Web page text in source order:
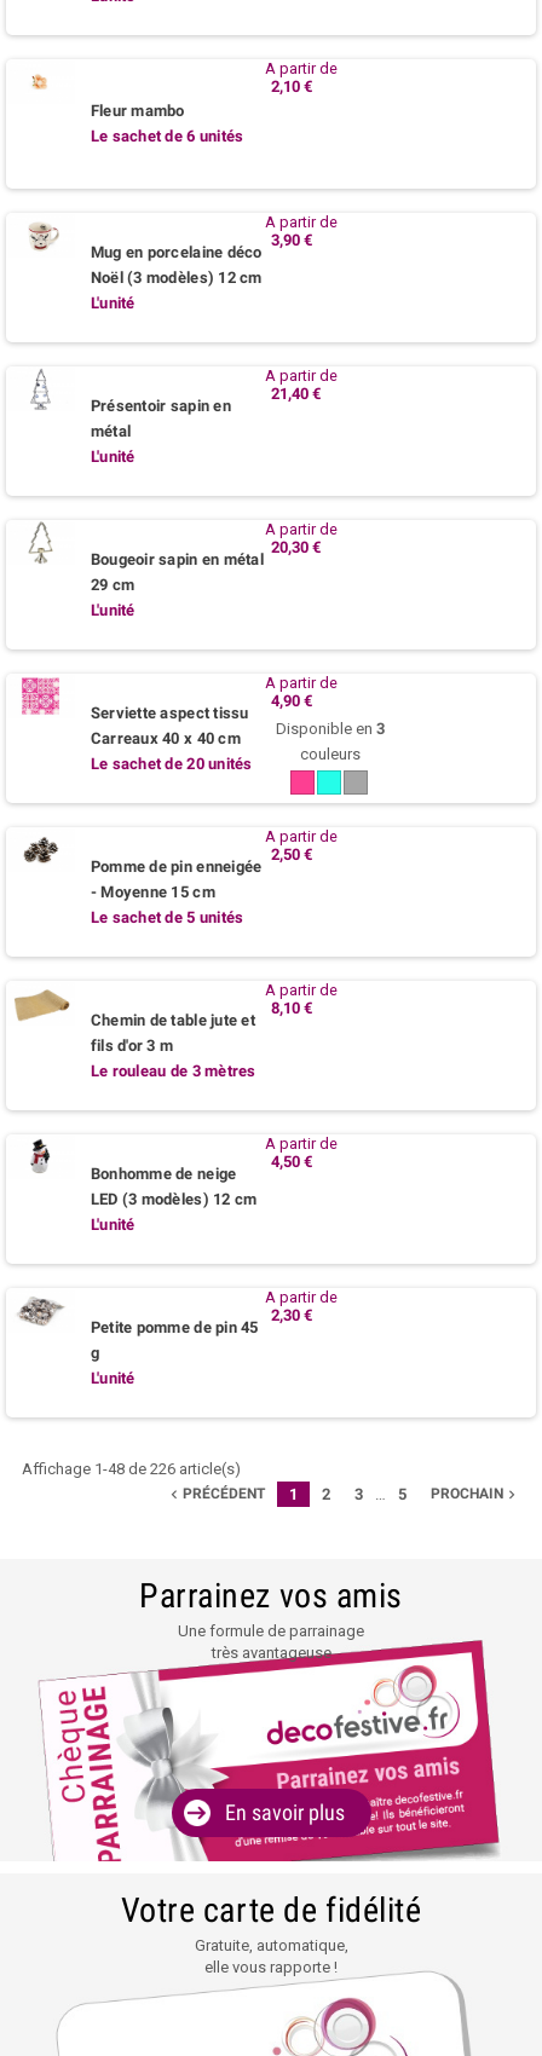
Fleur mambo
Le sachet de 6 unités
A partir de
2,10 €
Mug en porcelaine déco
Noël (3 modèles) 12 cm
L'unité
A partir de
3,90 €
Présentoir sapin en
métal
L'unité
A partir de
21,40 €
Bougeoir sapin en métal
29 cm
L'unité
A partir de
20,30 €
Serviette aspect tissu
Carreaux 40 x 40 cm
Le sachet de 20 unités
A partir de
4,90 €
Disponible en 3
couleurs
/
Lagon
Pomme de pin enneigée
- Moyenne 15 cm
Le sachet de 5 unités
A partir de
2,50 €
Chemin de table jute et
fils d'or 3 m
Le rouleau de 3 mètres
A partir de
8,10 €
Bonhomme de neige
LED (3 modèles) 12 cm
L'unité
A partir de
4,50 €
Petite pomme de pin 45
g
L'unité
A partir de
2,30 €
Affichage 1-48 de 226 article(s)
 PRÉCÉDENT 1 2 3 … 5 PROCHAIN 
Parrainez vos amis
Une formule de parrainage
très avantageuse
En savoir plus
Votre carte de fidélité
Gratuite, automatique,
elle vous rapporte !